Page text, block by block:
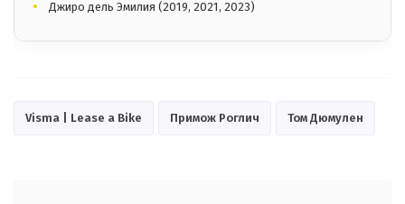
Джиро дель Эмилия (2019, 2021, 2023)
Visma | Lease a Bike Примож Роглич Том Дюмулен